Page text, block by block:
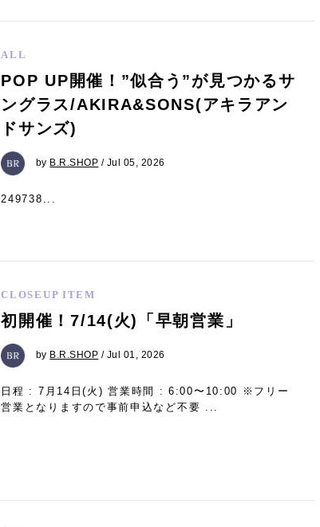
ALL
POP UP開催！”似合う”が見つかるサ
ングラス/AKIRA&SONS(アキラアン
ドサンズ)
by B.R.SHOP / Jul 05, 2026
249738...
CLOSEUP ITEM
初開催！7/14(火)「早朝営業」
by B.R.SHOP / Jul 01, 2026
日程 : 7月14日(火) 営業時間 : 6:00〜10:00 ※フリー
営業となりますので事前申込など不要 ...